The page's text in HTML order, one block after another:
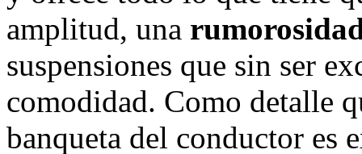
amplitud, una
suspensiones que sin ser
comodidad. Como detalle
banqueta del conductor es